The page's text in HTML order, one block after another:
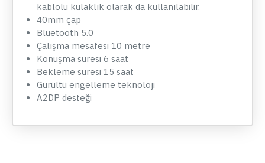
kablolu kulaklık olarak da kullanılabilir.
40mm çap
Bluetooth 5.0
Çalışma mesafesi 10 metre
Konuşma süresi 6 saat
Bekleme süresi 15 saat
Gürültü engelleme teknoloji
A2DP desteği